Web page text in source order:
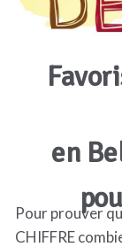
en
Pour prouver
CHIFFRE